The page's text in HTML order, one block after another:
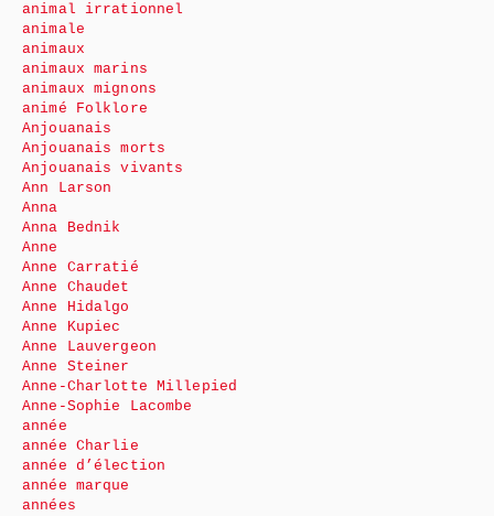
animal irrationnel
animale
animaux
animaux marins
animaux mignons
animé Folklore
Anjouanais
Anjouanais morts
Anjouanais vivants
Ann Larson
Anna
Anna Bednik
Anne
Anne Carratié
Anne Chaudet
Anne Hidalgo
Anne Kupiec
Anne Lauvergeon
Anne Steiner
Anne-Charlotte Millepied
Anne-Sophie Lacombe
année
année Charlie
année d’élection
année marque
années